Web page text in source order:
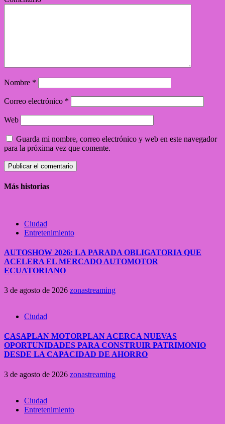
Nombre *
Correo electrónico *
Web
Guarda mi nombre, correo electrónico y web en este navegador
para la próxima vez que comente.
Más historias
Ciudad
Entretenimiento
AUTOSHOW 2026: LA PARADA OBLIGATORIA QUE
ACELERA EL MERCADO AUTOMOTOR
ECUATORIANO
3 de agosto de 2026 zonastreaming
Ciudad
CASAPLAN MOTORPLAN ACERCA NUEVAS
OPORTUNIDADES PARA CONSTRUIR PATRIMONIO
DESDE LA CAPACIDAD DE AHORRO
3 de agosto de 2026 zonastreaming
Ciudad
Entretenimiento